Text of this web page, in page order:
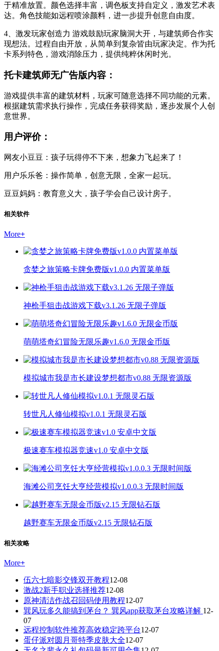
于精准放置。颜色选择丰富，调色板支持自定义，激发艺术表
达。角色技能如远程喷涂颜料，进一步提升创意自由度。
4、激发玩家创造力 游戏鼓励玩家脑洞大开，与建筑师合作实
现想法。过程自由开放，从简单到复杂皆由玩家决定。作为托
卡系列特色，游戏消除压力，提供纯粹休闲时光。
托卡建筑师无广告版内容：
游戏提供丰富的建筑材料，玩家可随意选择不同功能的元素。
根据建筑需求执行操作，完成任务获得奖励，逐步发展个人创
意世界。
用户评价：
网友小豆豆：孩子玩得停不下来，想象力飞起来了！
用户乐乐爸：操作简单，创意无限，全家一起玩。
豆豆妈妈：教育意义大，孩子学会自己设计房子。
相关软件
More+
贪婪之旅策略卡牌免费版v1.0.0 内置菜单版
神枪手狙击战游戏下载v3.1.26 无限子弹版
萌萌塔奇幻冒险无限乐趣v1.6.0 无限金币版
模拟城市我是市长建设梦想都市v0.88 无限资源版
转世凡人修仙模拟v1.0.1 无限灵石版
极速赛车模拟器竞速v1.0 安卓中文版
海滩公司烹饪大亨经营模拟v1.0.0.3 无限时间版
越野赛车无限金币版v2.15 无限钻石版
相关攻略
More+
伍六七暗影交锋双开教程12-08
激战2新手职业选择推荐12-08
原神清洁作战召回码使用教程12-07
巽风玩多久能搞到茅台？ 巽风app获取茅台攻略详解 12-
07
远程控制软件推荐高效稳定跨平台12-07
蛋仔派对圆月哥特季皮肤大全12-07